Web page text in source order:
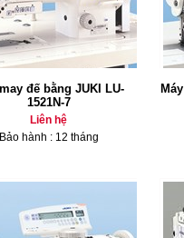
đế bằng JUKI LU-
1521N-7
Liên hệ
Bảo hành : 12 tháng